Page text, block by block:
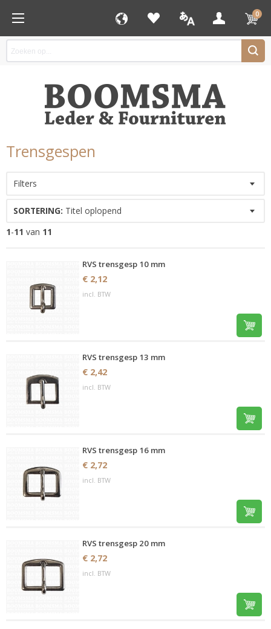
0
Trensgespen
Filters
SORTERING: Titel oplopend
1-11 van 11
RVS trensgesp 10 mm
€ 2,12
incl. BTW
RVS trensgesp 13 mm
€ 2,42
incl. BTW
RVS trensgesp 16 mm
€ 2,72
incl. BTW
RVS trensgesp 20 mm
€ 2,72
incl. BTW